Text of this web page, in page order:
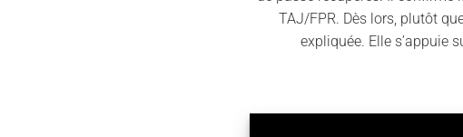
TAJ/FPR. Dès lors, plutôt
expliquée. Elle s’appuie